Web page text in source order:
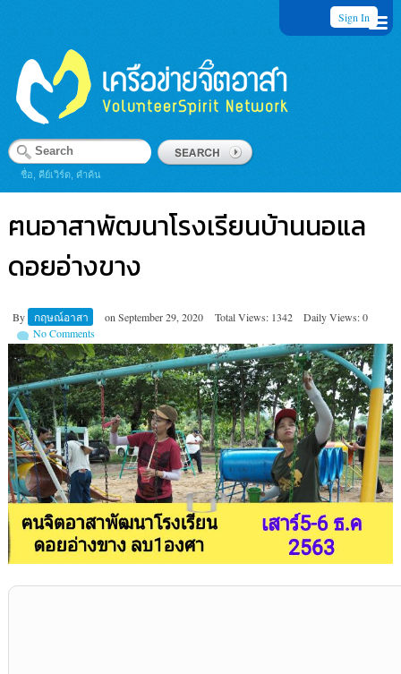
Sign In
ชื่อ, คีย์เวิร์ด, คำค้น
ฅนอาสาพัฒนาโรงเรียนบ้านนอแล
ดอยอ่างขาง
By กฤษณ์อาสา on September 29, 2020 Total Views: 1342
Daily Views: 0
No Comments